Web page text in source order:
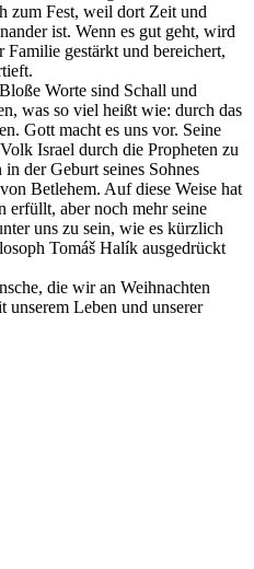
zum Fest, weil dort Zeit und
ist. Wenn es gut geht, wird
Familie gestärkt und bereichert,
Worte sind Schall und
was so viel heißt wie: durch das
Gott macht es uns vor. Seine
Israel durch die Propheten zu
der Geburt seines Sohnes
Betlehem. Auf diese Weise hat
erfüllt, aber noch mehr seine
uns zu sein, wie es kürzlich
Tomáš Halík ausgedrückt
die wir an Weihnachten
unserem Leben und unserer